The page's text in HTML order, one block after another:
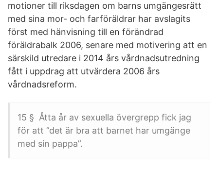
motioner till riksdagen om barns umgängesrätt
med sina mor- och farföräldrar har avslagits
först med hänvisning till en förändrad
föräldrabalk 2006, senare med motivering att en
särskild utredare i 2014 års vårdnadsutredning
fått i uppdrag att utvärdera 2006 års
vårdnadsreform.
15 § Åtta år av sexuella övergrepp fick jag
för att ”det är bra att barnet har umgänge
med sin pappa”.